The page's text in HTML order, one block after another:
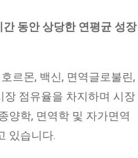
동안 상당한 연평균 성장
르몬, 백신, 면역글로불린,
장 점유율을 차지하며 시장
양학, 면역학 및 자가면역
있습니다.